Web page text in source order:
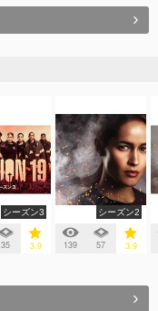
シーズン3
35 3.9
シーズン2
139 57 3.9